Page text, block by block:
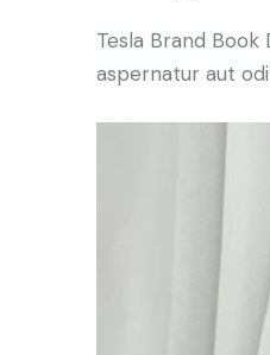
Tesla Brand
aspernatur aut